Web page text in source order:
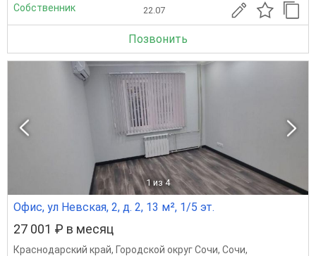
Собственник 22.07
Позвонить
1 из 4
Офис, ул Невская, 2, д. 2, 13 м², 1/5 эт.
27 001 ₽ в месяц
Краснодарский край, Городской округ Сочи, Сочи,